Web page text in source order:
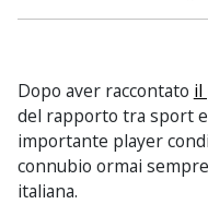
Dopo aver raccontato il
del rapporto tra sport
importante player
connubio ormai
italiana.